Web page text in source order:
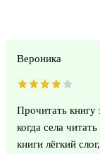
Вероника
Прочитать книгу
когда села
книги лёгкий